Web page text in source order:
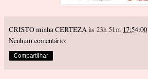
CRISTO minha CERTEZA às 23h 51m 17:54:00
Nenhum comentário:
Compartilhar